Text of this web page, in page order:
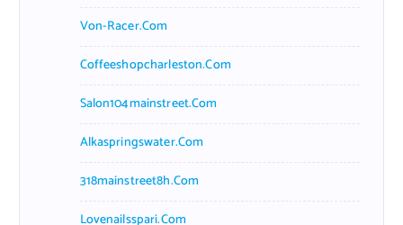
Von-Racer.com
Coffeeshopcharleston.com
Salon104mainstreet.com
Alkaspringswater.com
318mainstreet8h.com
Lovenailsspari.com